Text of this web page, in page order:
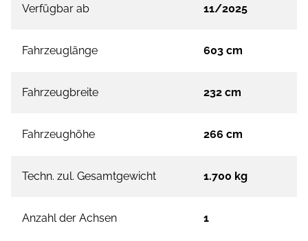
Verfügbar ab 11/2025
Fahrzeuglänge 603 cm
Fahrzeugbreite 232 cm
Fahrzeughöhe 266 cm
Techn. zul. Gesamtgewicht 1.700 kg
Anzahl der Achsen 1